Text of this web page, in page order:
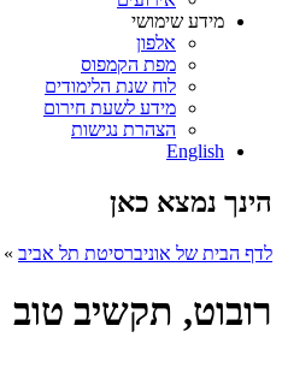
מידע שימושי
אלפון
מפת הקמפוס
לוח שנת הלימודים
מידע לשעת חירום
הצהרת נגישות
English
הינך נמצא כאן
לדף הבית של אוניברסיטת תל אביב »
רובוט, תקשיב טוב